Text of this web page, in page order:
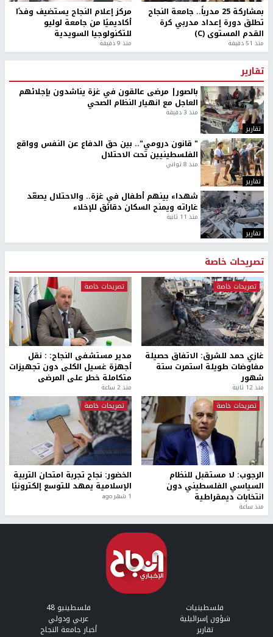
بمشاركة 25 مدرباً.. جامعة النجاح
تطلق دورة إعداد مدربي كرة
القدم المستوى (C)
منذ 51 دقيقة
مركز إعلام النجاح يستضيف وفدًا
أكاديميًا من جامعة لوليو
للتكنولوجيا السويدية
منذ 9 دقيقة
تقارير
تقارير
بالصور| مرضى عالقون في غزة يناشدون بإجلائهم
العاجل مع انهيار النظام الصحي
منذ 3 دقيقة
تقارير
" قانون درومي".. بين حق الدفاع عن النفس وواقع
الفلسطينيين تحت الاحتلال
منذ 8 ثواني
تقارير
شهداء بينهم أطفال في غزة.. والاحتلال يصعّد
غاراته ويمنح السكان دقائق للإخلاء
منذ 11 ثانية
تصريحات خاصة
تصريحات خاصة
غازي حمد للشرق: الاتفاق حصيلة
مفاوضات طويلة استمرت ستة
شهور
منذ 12 ثانية
تصريحات خاصة
مدير مستشفى النجاح: : نقل
أجهزة غسيل الكلى دون تجهيزات
متكاملة خطر على المرضى
منذ 2 ساعة
تصريحات خاصة
الرجوب: لا مستقبل للنظام
السياسي الفلسطيني دون
انتخابات ديمقراطية
منذ ساعة
تصريحات خاصة
الخضور: نجاح تجربة امتحان التربية
الإسلامية يمهد للتوسع إلكترونيًا
1 شهر ago
فلسطينيات فلسطينيو 48
شؤون إسرائيلية عربي ودولي
تقارير أخبار جامعة النجاح